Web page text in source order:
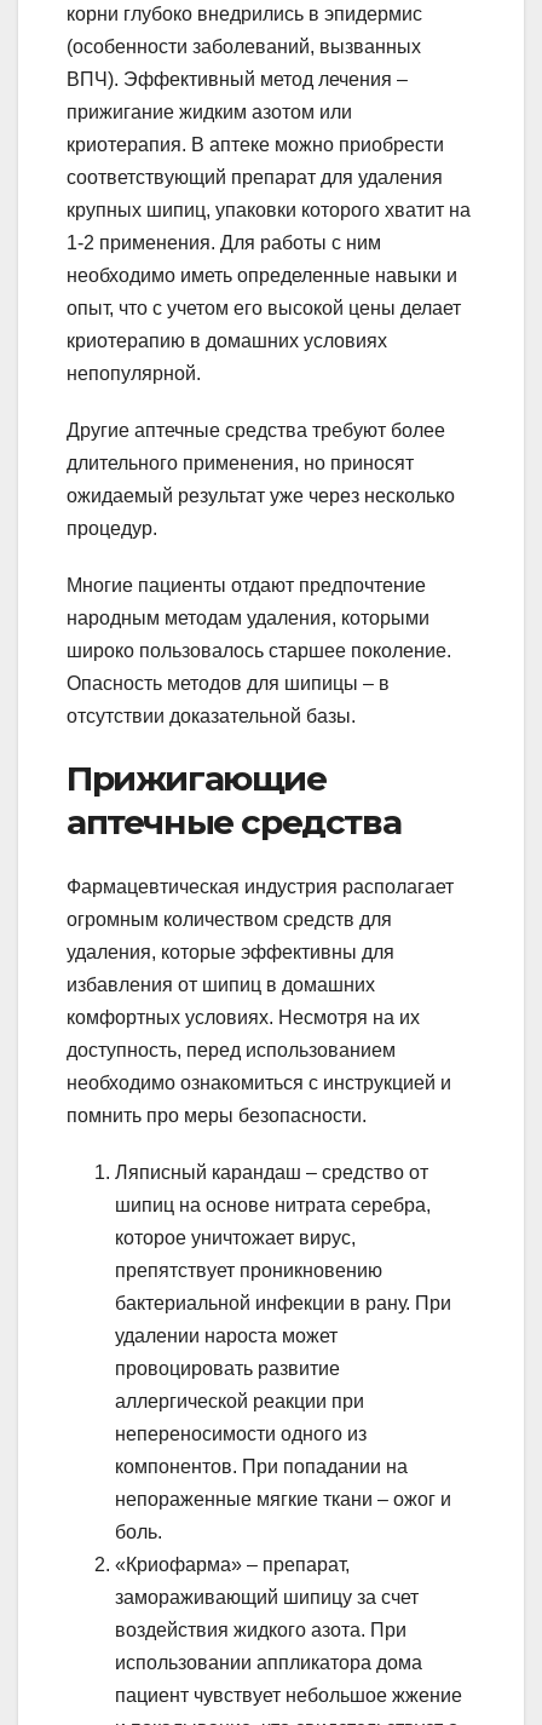
корни глубоко внедрились в эпидермис
(особенности заболеваний, вызванных
ВПЧ). Эффективный метод лечения –
прижигание жидким азотом или
криотерапия. В аптеке можно приобрести
соответствующий препарат для удаления
крупных шипиц, упаковки которого хватит на
1-2 применения. Для работы с ним
необходимо иметь определенные навыки и
опыт, что с учетом его высокой цены делает
криотерапию в домашних условиях
непопулярной.
Другие аптечные средства требуют более
длительного применения, но приносят
ожидаемый результат уже через несколько
процедур.
Многие пациенты отдают предпочтение
народным методам удаления, которыми
широко пользовалось старшее поколение.
Опасность методов для шипицы – в
отсутствии доказательной базы.
Прижигающие
аптечные средства
Фармацевтическая индустрия располагает
огромным количеством средств для
удаления, которые эффективны для
избавления от шипиц в домашних
комфортных условиях. Несмотря на их
доступность, перед использованием
необходимо ознакомиться с инструкцией и
помнить про меры безопасности.
Ляписный карандаш – средство от
шипиц на основе нитрата серебра,
которое уничтожает вирус,
препятствует проникновению
бактериальной инфекции в рану. При
удалении нароста может
провоцировать развитие
аллергической реакции при
непереносимости одного из
компонентов. При попадании на
непораженные мягкие ткани – ожог и
боль.
«Криофарма» – препарат,
замораживающий шипицу за счет
воздействия жидкого азота. При
использовании аппликатора дома
пациент чувствует небольшое жжение